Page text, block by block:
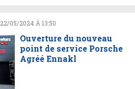
22/05/2024 À 13:50
Ouverture du nouveau
point de service Porsche
Agréé Ennakl